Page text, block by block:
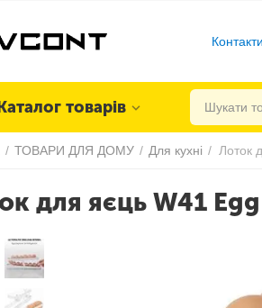
Контакти
товарів
/ ТОВАРИ ДЛЯ ДОМУ / Для кухні / Лоток
для яєць W41